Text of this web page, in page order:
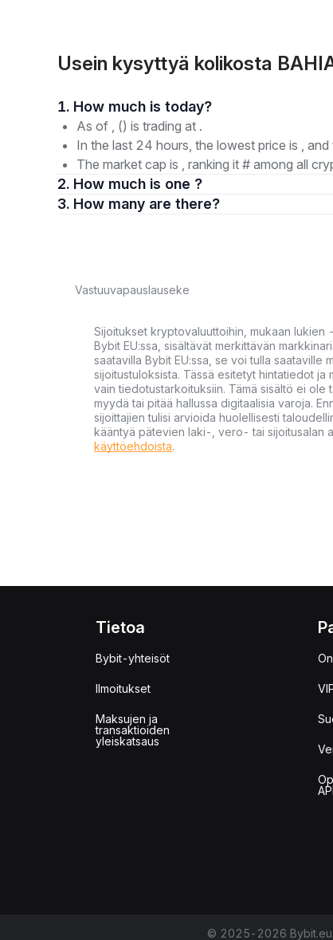
Usein kysyttyä kolikosta
1. How much is today?
As of , () is trading at .
In the last 24 hours, the lowest price is ,
The market cap is , ranking it # among all
2. How much is one ?
3. How many are there?
Vastuuvapauslauseke
Sijoitukset kryptovaluuttoihin, mukaan
Bybit EU:ssa, sisältävät merkittävän
saatavilla Bybit EU:ssa, se voi tulla saataville
sijoitustuloksista. Tässä esitetyt hintatiedot ja
vain tiedotustarkoituksiin. Tämä sisältö ei ole
myydä tai pitää hallussa digitaalisia varoja.
sijoittajien tulisi arvioida huolellisesti
kääntyä pätevien laki-, vero- tai sijoitusalan
käyttöehdoista.
Tietoa
Bybit-yhteisöt
Ilmoitukset
Maksujen ja
transaktioiden
yleiskatsaus
API
© 2025-2026